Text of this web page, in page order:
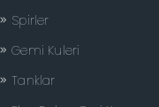
Spirler
Gemi Kuleri
Tanklar